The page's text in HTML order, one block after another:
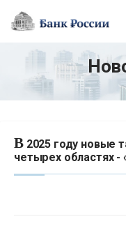
В2025 году новые
четырех областях -